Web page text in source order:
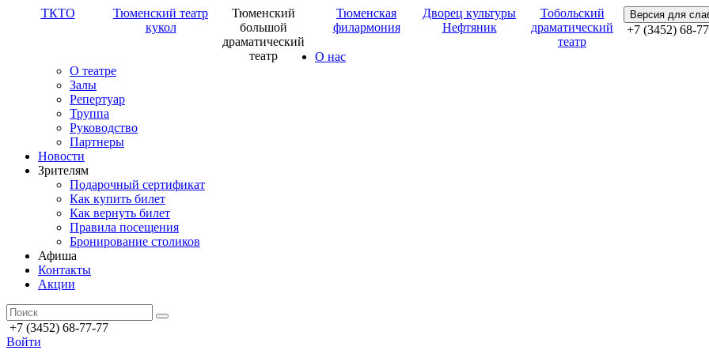
ТКТО
Тюменский театр
кукол
Тюменский
большой
драматический
театр
Тюменская
филармония
Дворец культуры
Нефтяник
Тобольский
драматический
театр
Версия для
+7 (3452) 68-
О нас
О театре
Залы
Репертуар
Труппа
Руководство
Партнеры
Новости
Зрителям
Подарочный сертификат
Как купить билет
Как вернуть билет
Правила посещения
Бронирование столиков
Афиша
Контакты
Акции
+7 (3452) 68-77-77
Войти